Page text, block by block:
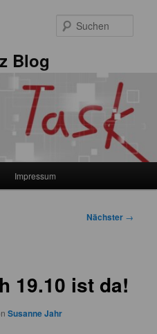
Blog
Impressum
Nächster →
19.10 ist da!
Susanne Jahr